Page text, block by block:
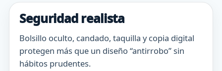
Seguridad realista
Bolsillo oculto, candado, taquilla y copia digital
protegen más que un diseño “antirrobo” sin
hábitos prudentes.